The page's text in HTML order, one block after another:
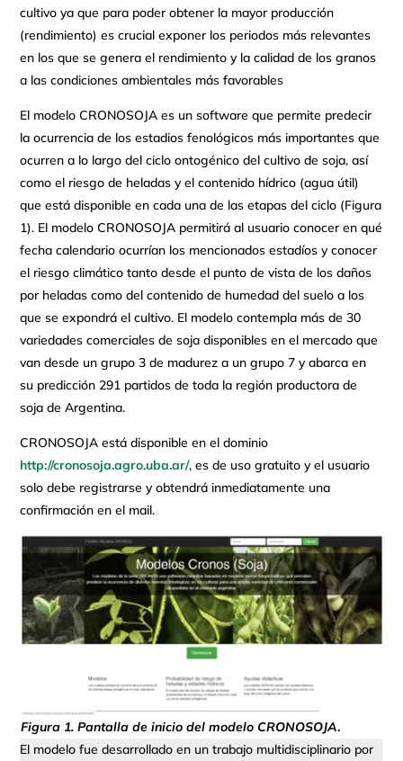
cultivo ya que para poder obtener la mayor producción
(rendimiento) es crucial exponer los periodos más relevantes
en los que se genera el rendimiento y la calidad de los granos
a las condiciones ambientales más favorables
El modelo CRONOSOJA es un software que permite predecir
la ocurrencia de los estadios fenológicos más importantes que
ocurren a lo largo del ciclo ontogénico del cultivo de soja, así
como el riesgo de heladas y el contenido hídrico (agua útil)
que está disponible en cada una de las etapas del ciclo (Figura
1). El modelo CRONOSOJA permitirá al usuario conocer en qué
fecha calendario ocurrían los mencionados estadíos y conocer
el riesgo climático tanto desde el punto de vista de los daños
por heladas como del contenido de humedad del suelo a los
que se expondrá el cultivo. El modelo contempla más de 30
variedades comerciales de soja disponibles en el mercado que
van desde un grupo 3 de madurez a un grupo 7 y abarca en
su predicción 291 partidos de toda la región productora de
soja de Argentina.
CRONOSOJA está disponible en el dominio
http://cronosoja.agro.uba.ar/, es de uso gratuito y el usuario
solo debe registrarse y obtendrá inmediatamente una
confirmación en el mail.
Figura 1. Pantalla de inicio del modelo CRONOSOJA.
El modelo fue desarrollado en un trabajo multidisciplinario por